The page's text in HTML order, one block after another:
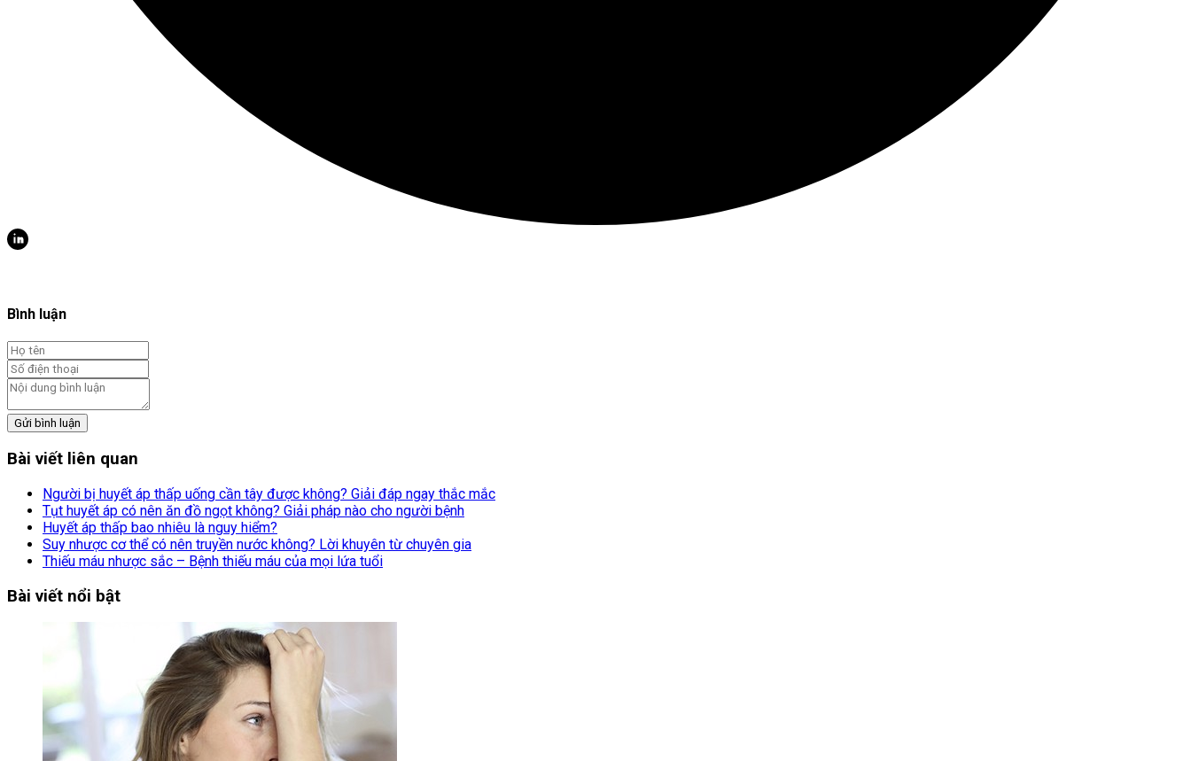
Bình luận
Gửi bình luận
Bài viết liên quan
Người bị huyết áp thấp uống cần tây được không? Giải đáp ngay thắc mắc
Tụt huyết áp có nên ăn đồ ngọt không? Giải pháp nào cho người bệnh
Huyết áp thấp bao nhiêu là nguy hiểm?
Suy nhược cơ thể có nên truyền nước không? Lời khuyên từ chuyên gia
Thiếu máu nhược sắc – Bệnh thiếu máu của mọi lứa tuổi
Bài viết nổi bật